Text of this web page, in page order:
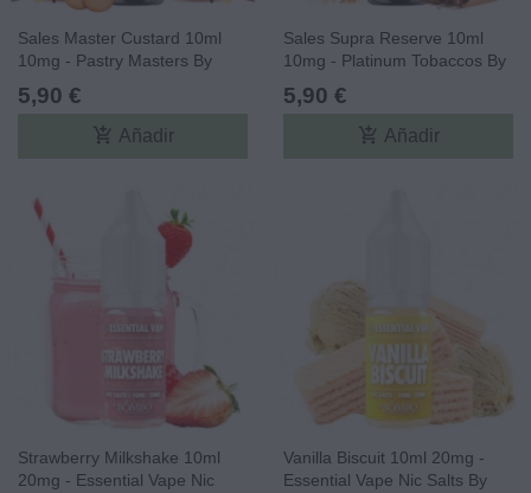
Sales Master Custard 10ml
10mg - Pastry Masters By
5,90 €
add_shopping_cart Añadir
Sales Supra Reserve 10ml
10mg - Platinum Tobaccos By
5,90 €
add_shopping_cart Añadir
Strawberry Milkshake 10ml
20mg - Essential Vape Nic
Vanilla Biscuit 10ml 20mg -
Essential Vape Nic Salts By